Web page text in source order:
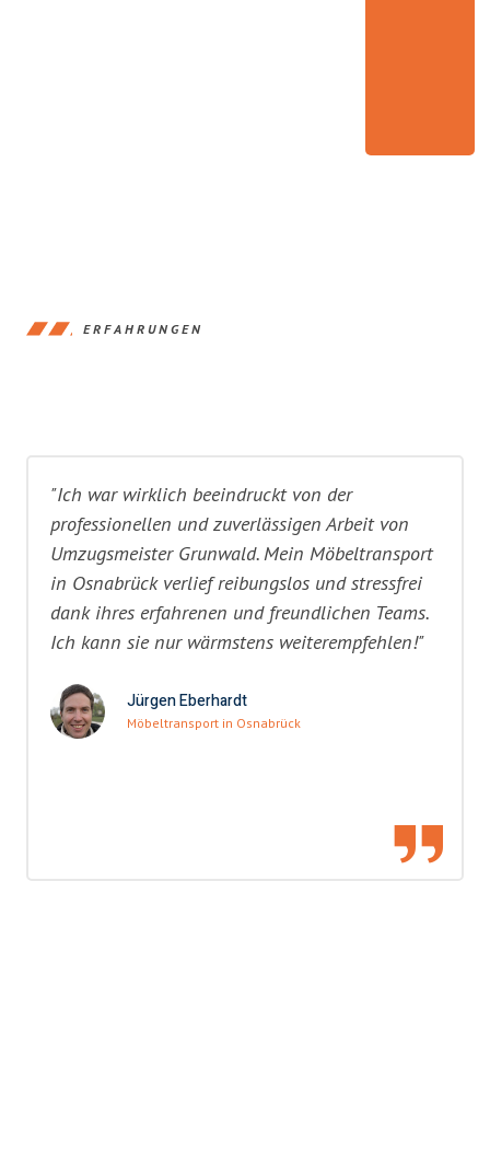
ERFAHRUNGEN
"Ich war wirklich beeindruckt von der
professionellen und zuverlässigen Arbeit von
Umzugsmeister Grunwald. Mein Möbeltransport
in Osnabrück verlief reibungslos und stressfrei
dank ihres erfahrenen und freundlichen Teams.
Ich kann sie nur wärmstens weiterempfehlen!"
Jürgen Eberhardt
Möbeltransport in Osnabrück